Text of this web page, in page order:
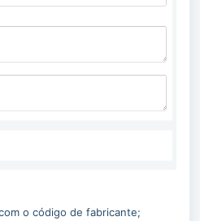
o código de fabricante;